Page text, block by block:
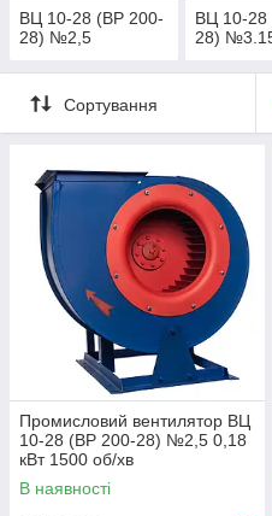
ВЦ 10-28 (ВР 200-
28) №2,5
ВЦ 10-28
28)
Сортування
Промисловий вентилятор ВЦ
10-28 (ВР 200-28) №2,5 0,18
кВт 1500 об/хв
В наявності